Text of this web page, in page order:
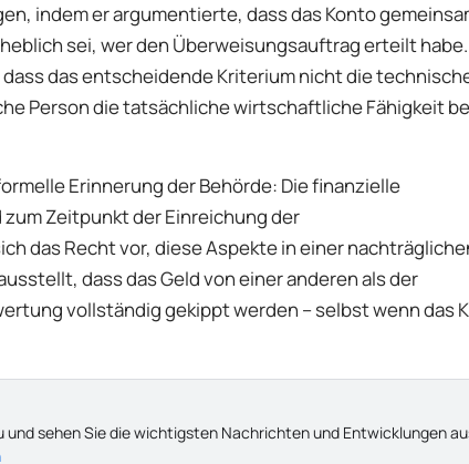
indem er argumentierte, dass das Konto
sei, wer den Überweisungsauftrag erteilt
das entscheidende Kriterium nicht die
Person die tatsächliche wirtschaftliche Fähigkeit
Erinnerung der Behörde: Die finanzielle
Zeitpunkt der Einreichung der
das Recht vor, diese Aspekte in einer
dass das Geld von einer anderen als der
vollständig gekippt werden – selbst wenn das
und sehen Sie die wichtigsten Nachrichten und Entwicklungen